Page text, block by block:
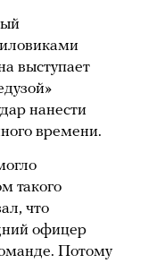
выступает
нанести
времени.
такого
что
офицер
Потому